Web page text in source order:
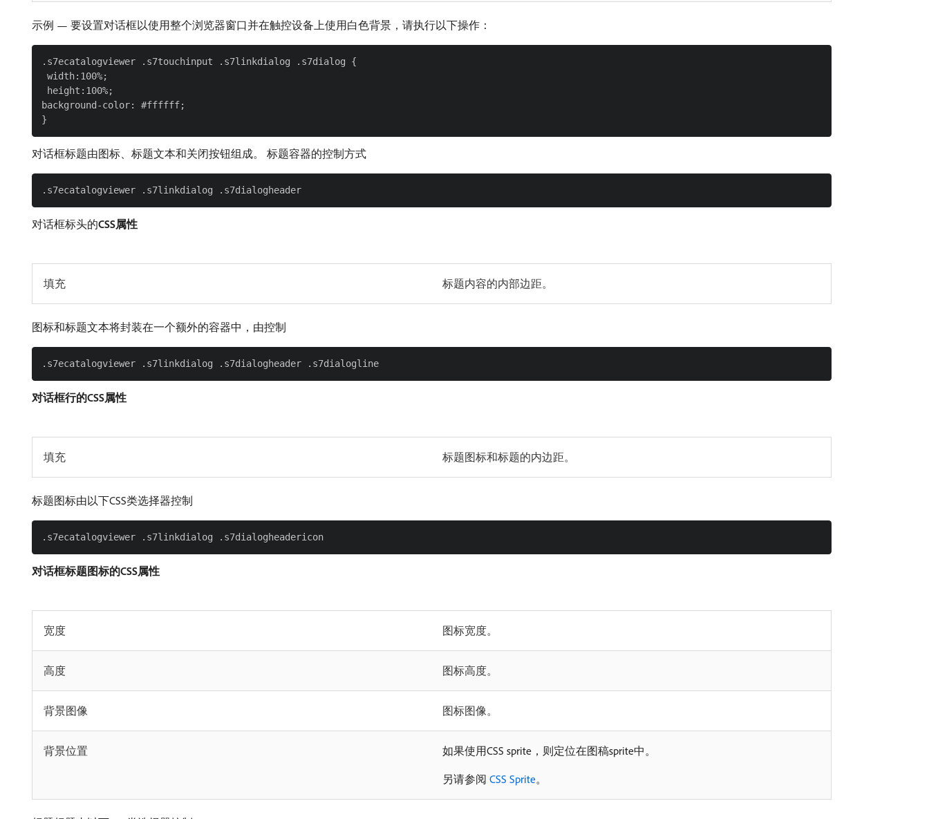
示例 — 要设置对话框以使用整个浏览器窗口并在触控设备上使用白色背景，请执行以下操作：
.s7ecatalogviewer .s7touchinput .s7linkdialog .s7dialog {
width:100%;
height:100%;
background-color: #ffffff;
对话框标题由图标、标题文本和关闭按钮组成。 标题容器的控制方式
对话框标头的​CSS属性
填充 标题内容的内部边距。
图标和标题文本将封装在一个额外的容器中，由控制
对话框行的CSS属性
填充 标题图标和标题的内边距。
标题图标由以下CSS类选择器控制
对话框标题图标的CSS属性
宽度 图标宽度。
高度 图标高度。
背景图像 图标图像。
背景位置 如果使用CSS sprite，则定位在图稿sprite中。
另请参阅 CSS Sprite。